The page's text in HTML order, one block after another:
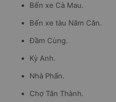
Bến xe Cà Mau.
Bến xe tàu Năm Căn.
Đầm Cùng.
Kỳ Anh.
Nhà Phấn.
Chợ Tân Thành.